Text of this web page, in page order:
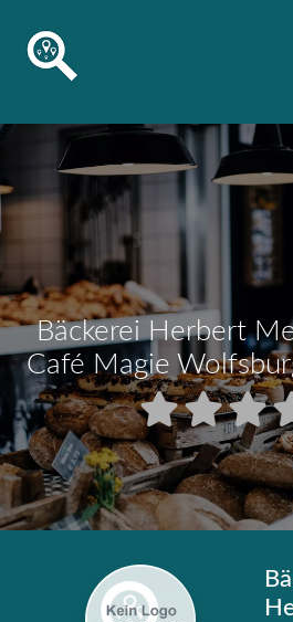
Bäckerei Herbert
Café Magie